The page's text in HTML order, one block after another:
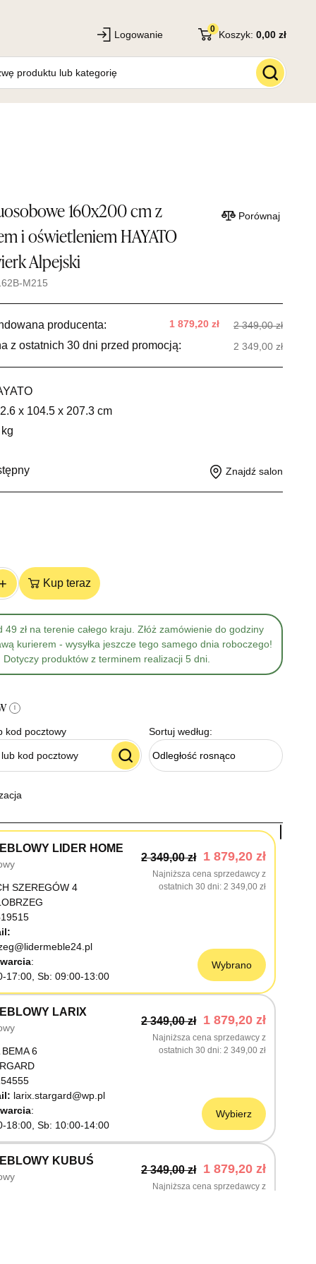
Logowanie 0 Koszyk: 0,00 zł
160x200 cm z
i oświetleniem HAYATO
Alpejski
M215
Porównaj
producenta: 1 879,20 zł 2 349,00 zł
z ostatnich 30 dni przed promocją: 2 349,00 zł
x 104.5 x 207.3 cm
Znajdź salon
+ Kup teraz
49 zł na terenie całego kraju. Złóż zamówienie do godziny
kurierem - wysyłka jeszcze tego samego dnia roboczego!
Dotyczy produktów z terminem realizacji 5 dni.
i
kod pocztowy Sortuj według:
Odległość rosnąco
LIDER HOME
SZEREGÓW 4
17:00, Sb: 09:00-13:00
2 349,00 zł 1 879,20 zł
Najniższa cena sprzedawcy z
ostatnich 30 dni 2 349,00 zł
Wybrano
LARIX
6
larix.stargard@wp.pl
18:00, Sb: 10:00-14:00
2 349,00 zł 1 879,20 zł
Najniższa cena sprzedawcy z
ostatnich 30 dni 2 349,00 zł
Wybierz
KUBUŚ
2 349,00 zł 1 879,20 zł
Najniższa cena sprzedawcy z